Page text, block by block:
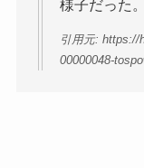
様子だった。
引用元: https://
00000048-